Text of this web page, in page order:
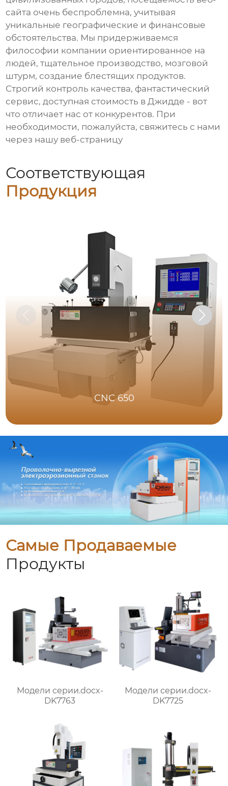
сайта очень беспроблемна, учитывая
уникальные географические и финансовые
обстоятельства. Мы придерживаемся
философии компании ориентированное на
людей, тщательное производство, мозговой
штурм, создание блестящих продуктов.
Строгий контроль качества, фантастический
сервис, доступная стоимость в Джидде - вот
что отличает нас от конкурентов. При
необходимости, пожалуйста, свяжитесь с нами
через нашу веб-страницу
Соответствующая
Продукция
CNC 650
Самые Продаваемые
Продукты
Модели серии.docx-
DK7763
Модели серии.docx-
DK7725